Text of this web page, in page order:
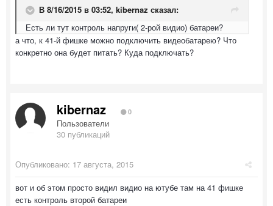
В 8/16/2015 в 03:52, kibernaz сказал:
Есть ли тут контроль напруги( 2-рой видио) батареи?
а что, к 41-й фишке можно подключить видеобатарею? Что
конкретно она будет питать? Куда подключать?
kibernaz 0
Пользователи
30 публикаций
Опубликовано: 17 августа, 2015
вот и об этом просто видил видио на ютубе там на 41 фишке
есть контроль второй батареи